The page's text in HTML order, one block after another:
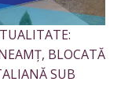
BLOCATĂ
SUB